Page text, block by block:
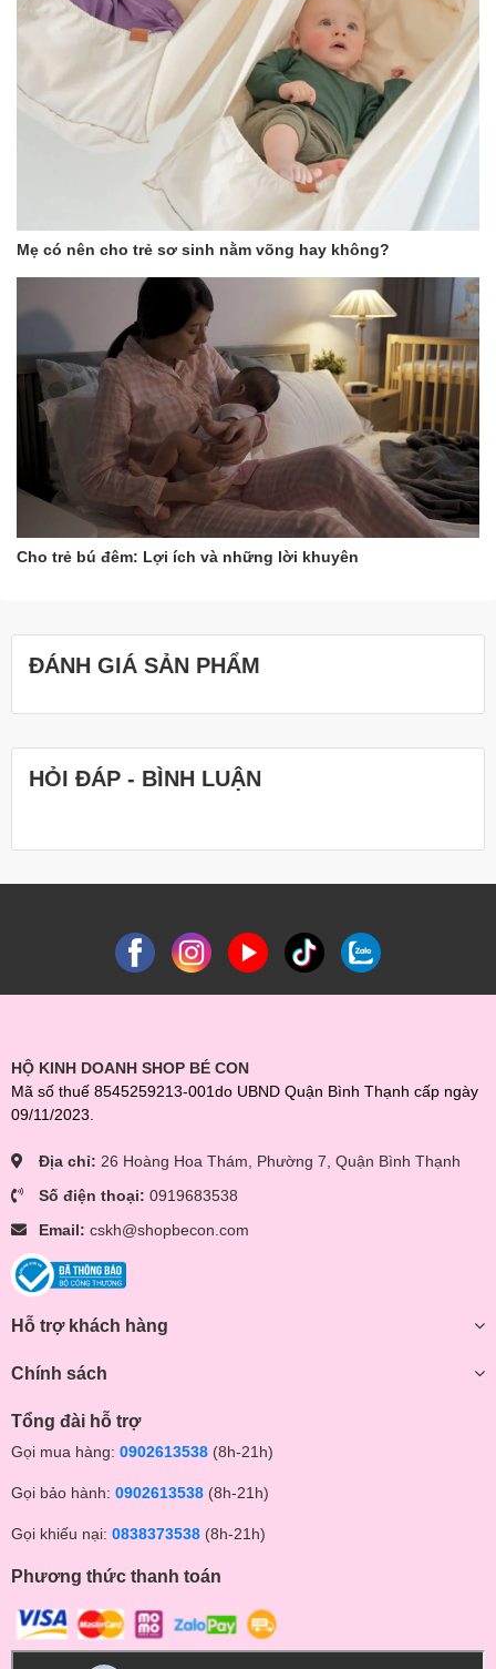
Mẹ có nên cho trẻ sơ sinh nằm võng hay không?
Cho trẻ bú đêm: Lợi ích và những lời khuyên
ĐÁNH GIÁ SẢN PHẨM
HỎI ĐÁP - BÌNH LUẬN
HỘ KINH DOANH SHOP BÉ CON
Mã số thuế 8545259213-001do UBND Quận Bình Thạnh cấp ngày
09/11/2023.
Địa chỉ: 26 Hoàng Hoa Thám, Phường 7, Quận Bình Thạnh
Số điện thoại: 0919683538
Email: cskh@shopbecon.com
Hỗ trợ khách hàng
Chính sách
Tổng đài hỗ trợ
Gọi mua hàng: 0902613538 (8h-21h)
Gọi bảo hành: 0902613538 (8h-21h)
Gọi khiếu nại: 0838373538 (8h-21h)
Phương thức thanh toán